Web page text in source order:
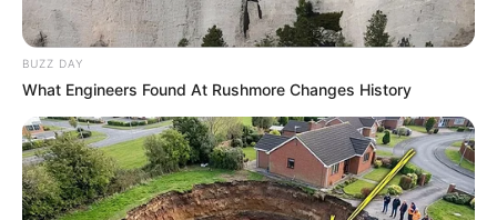
BUZZ DAY
What Engineers Found At Rushmore Changes History